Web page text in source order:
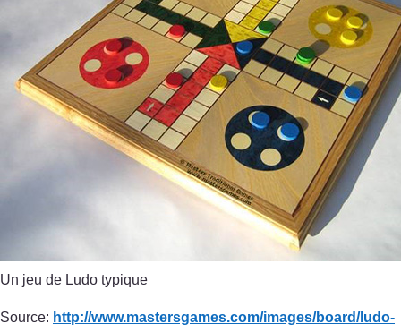
Un jeu de Ludo typique
Source: http://www.mastersgames.com/images/board/ludo-